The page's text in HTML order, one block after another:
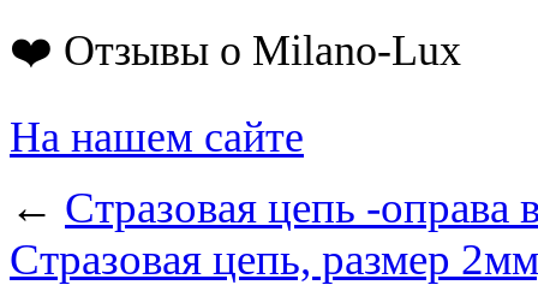
❤️ Отзывы о Milano-Lux
На нашем сайте
← Стразовая цепь -
Стразовая цепь, размер